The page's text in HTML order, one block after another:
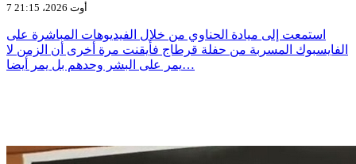
7 أوت 2026، 21:15
استمعت إلى ميادة الحناوي من خلال الفيديوهات المباشرة على
الفايسبوك المسربة من حفلة قرطاج فأيقنت مرة أخرى أن الزمن لا
يمر على البشر وحدهم بل يمر أيضا…